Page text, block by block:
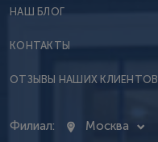
НАШ БЛОГ
КОНТАКТЫ
ОТЗЫВЫ НАШИХ КЛИЕНТОВ
Филиал: Москва